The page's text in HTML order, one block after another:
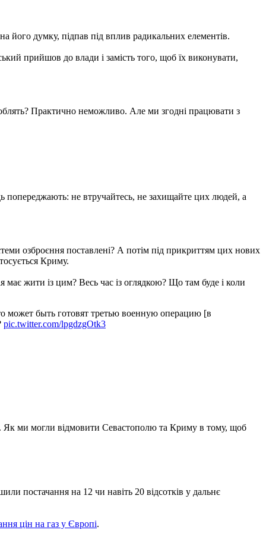
його думку, підпав під вплив радикальних елементів.
прийшов до влади і замість того, щоб їх виконувати,
Практично неможливо. Але ми згодні працювати з
попереджають: не втручайтесь, не захищайте цих людей, а
озброєння поставлені? А потім під прикриттям цих нових
Криму.
має жити із цим? Весь час із оглядкою? Що там буде і коли
может быть готовят третью военную операцию [в
pic.twitter.com/lpgdzgOtk3
Як ми могли відмовити Севастополю та Криму в тому, щоб
постачання на 12 чи навіть 20 відсотків у дальнє
цін на газ у Європі.